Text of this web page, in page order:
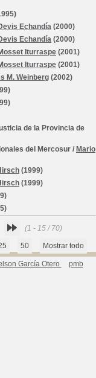
Echandía (2000)
Echandía (2000)
Iturraspe (2001)
Iturraspe (2001)
M. Weinberg (2002)
de la Provincia de
del Mercosur / Mario
(1999)
(1999)
(1 - 15 / 70)
50 Mostrar todo
García Otero pmb